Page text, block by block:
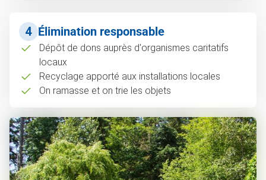
4 Élimination responsable
Dépôt de dons auprès d'organismes caritatifs
locaux
Recyclage apporté aux installations locales
On ramasse et on trie les objets